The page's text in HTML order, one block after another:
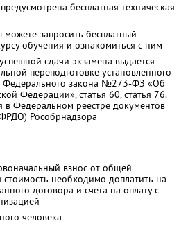
бесплатная техническая
запросить бесплатный
обучения и ознакомиться с ним
сдачи экзамена выдается
переподготовке установленного
Федерального закона №273-ФЗ «Об
Федерации», статья 60, статья 76.
в Федеральном реестре документов
Рособрнадзора
взнос от общей
стоимость необходимо доплатить на
договора и счета на оплату с
человека